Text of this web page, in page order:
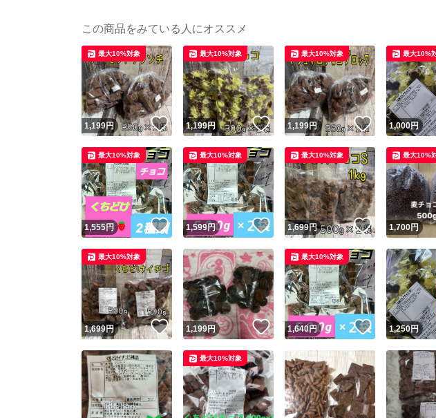
この商品をみている人にオススメ
1,199円 いいね！
最大10%対象
1,199円 いいね！
最大10%対象
1,199円 いいね！
最大10%対象
1,000円
最大10%
1,555円 いいね！
最大10%対象
1,599円 いいね！
最大10%対象
1,699円 いいね！
最大10%対象
1,700円
最大10%
1,699円 いいね！
最大10%対象
1,199円 いいね！
1,640円 いいね！
最大10%対象
1,250円
最大10%対象